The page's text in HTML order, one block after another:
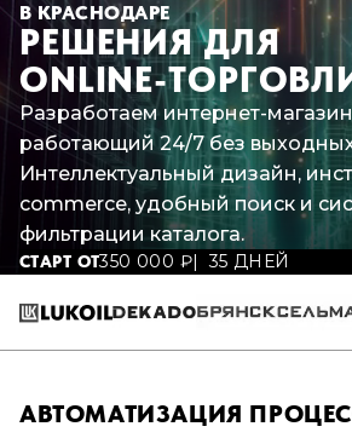
РЕШЕНИЯ ДЛЯ
ONLINE-
В КРАСНОДАРЕ
Разработаем интернет-
работающий 24/7 без
Интеллектуальный дизайн,
commerce, удобный поиск и
фильтрации каталога.
СТАРТ ОТ350 000 ₽ 35 ДНЕЙ
АВТОМАТИЗАЦИЯ